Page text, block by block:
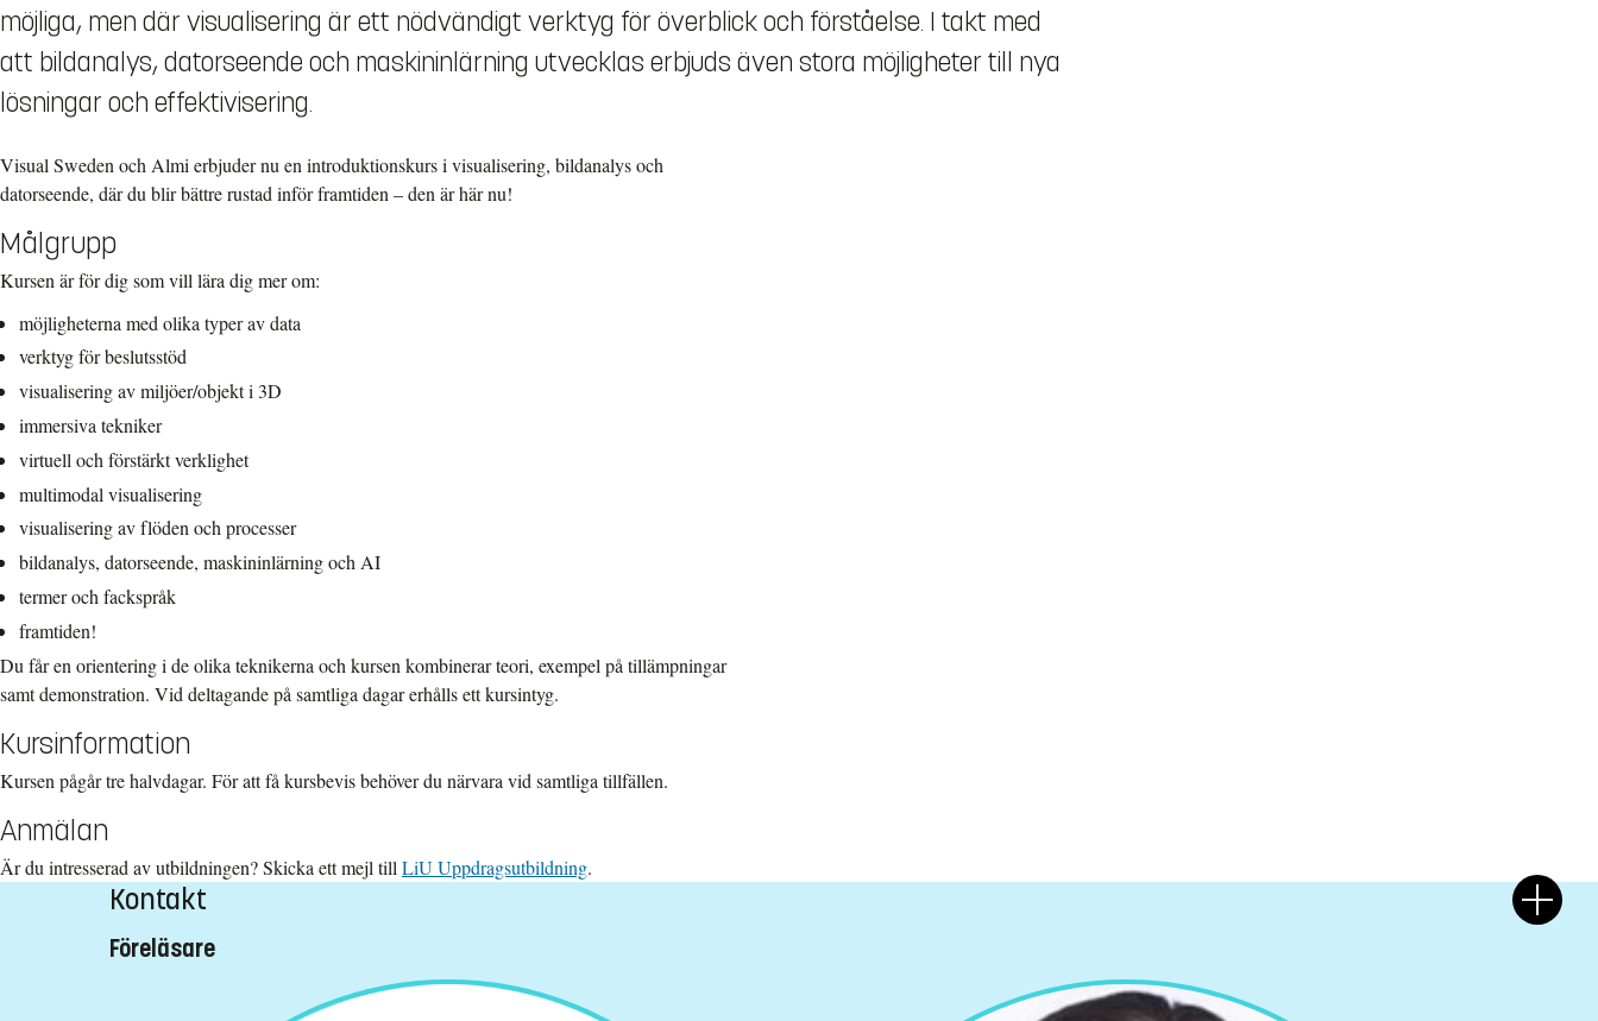
möjliga, men där visualisering är ett nödvändigt verktyg för överblick och förståelse. I takt med
att bildanalys, datorseende och maskininlärning utvecklas erbjuds även stora möjligheter till nya
lösningar och effektivisering.
Visual Sweden och Almi erbjuder nu en introduktionskurs i visualisering, bildanalys och
datorseende, där du blir bättre rustad inför framtiden – den är här nu!
Målgrupp
Kursen är för dig som vill lära dig mer om:
möjligheterna med olika typer av data
verktyg för beslutsstöd
visualisering av miljöer/objekt i 3D
immersiva tekniker
virtuell och förstärkt verklighet
multimodal visualisering
visualisering av flöden och processer
bildanalys, datorseende, maskininlärning och AI
termer och fackspråk
framtiden!
Du får en orientering i de olika teknikerna och kursen kombinerar teori, exempel på tillämpningar
samt demonstration. Vid deltagande på samtliga dagar erhålls ett kursintyg.
Kursinformation
Kursen pågår tre halvdagar. För att få kursbevis behöver du närvara vid samtliga tillfällen.
Anmälan
Är du intresserad av utbildningen? Skicka ett mejl till LiU Uppdragsutbildning.
Kontakt
Föreläsare